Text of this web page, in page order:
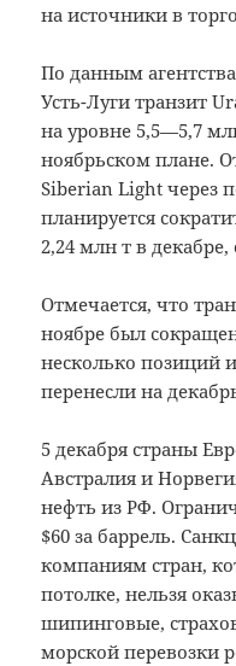
на источники в
По данным
Усть-Луги транзит
на уровне 5,5—5,7
ноябрьском плане.
Siberian Light через
планируется
2,24 млн т в
Отмечается, что
ноябре был
несколько позиций
перенесли на
5 декабря страны
Австралия и
нефть из РФ.
$60 за баррель.
компаниям стран,
потолке, нельзя
шипинговые,
морской перевозки